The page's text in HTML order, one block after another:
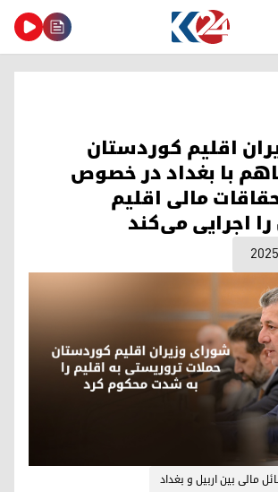
اقلیم کوردستان
با بغداد در خصوص
مالی اقلیم
اجرایی می‌کند
مالی بین اربیل و بغداد